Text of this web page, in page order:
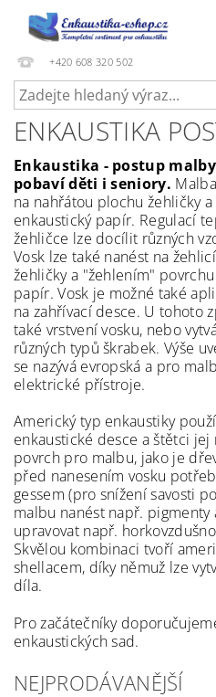
+420 608 320 502
ENKAUSTIKA
Enkaustika - postup
pobaví děti i seniory.
na nahřátou plochu žehličky
enkaustický papír. Regulací
žehličce lze docílit různých
Vosk lze také nanést na
žehličky a "žehlením"
papír. Vosk je možné také
na zahřívací desce. U tohoto
také vrstvení vosku, nebo
různých typů škrabek. Výše
se nazývá evropská a pro
elektrické přístroje.
Americký typ enkaustiky
enkaustické desce a štětci jej
povrch pro malbu, jako je
před nanesením vosku
gessem (pro snížení savosti
malbu nanést např. pigmenty
upravovat např.
Skvělou kombinaci tvoří
shellacem, díky němuž lze
díla.
Pro začátečníky
enkaustických sad.
NEJPRODÁVANĚJŠÍ